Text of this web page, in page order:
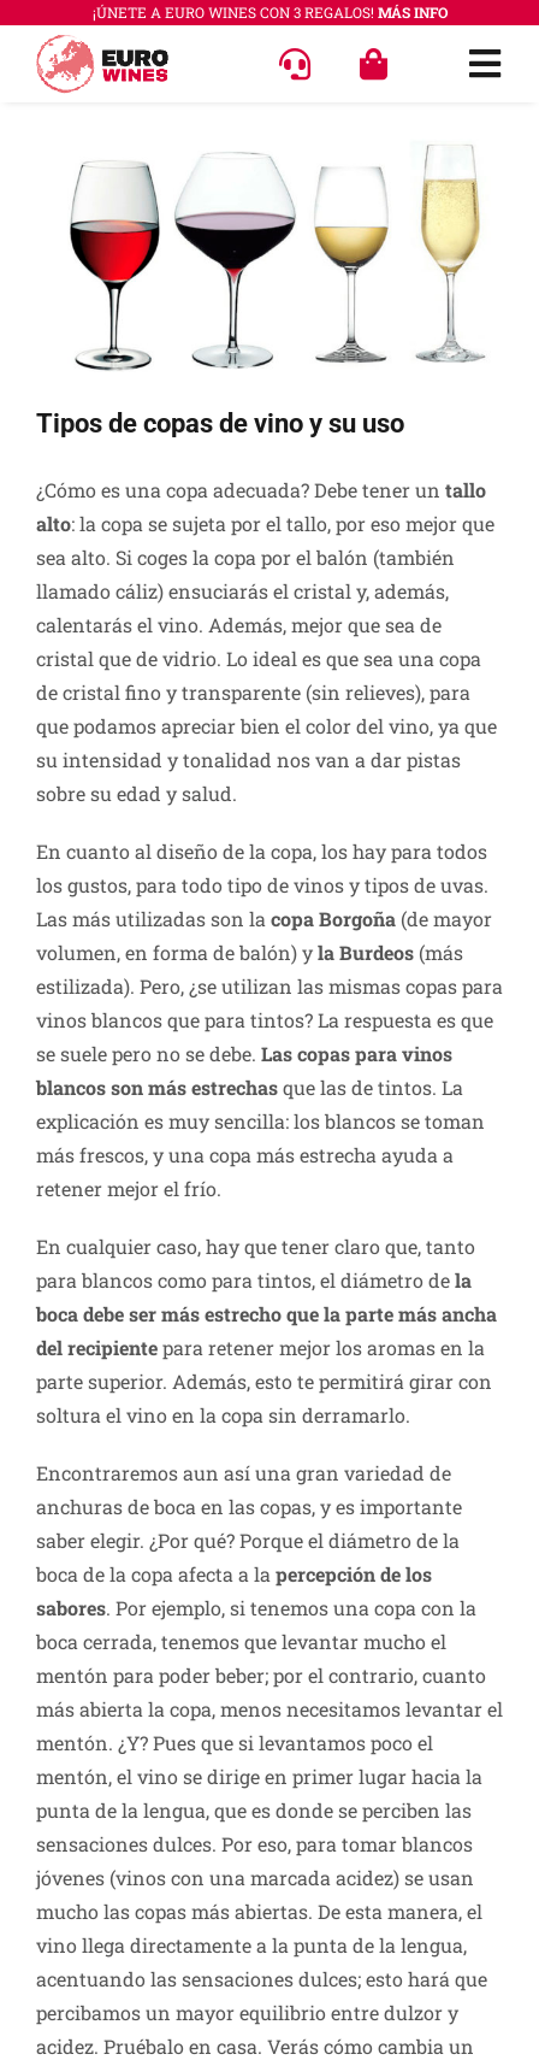
contenido
¡ÚNETE A EURO WINES CON 3 REGALOS! MÁS INFO
VINOS
imagen
más
grande
Tipos de copas de vino y su uso
¿Cómo es una copa adecuada? Debe tener un tallo
alto: la copa se sujeta por el tallo, por eso mejor que
sea alto. Si coges la copa por el balón (también
llamado cáliz) ensuciarás el cristal y, además,
calentarás el vino. Además, mejor que sea de
cristal que de vidrio. Lo ideal es que sea una copa
de cristal fino y transparente (sin relieves), para
que podamos apreciar bien el color del vino, ya que
su intensidad y tonalidad nos van a dar pistas
sobre su edad y salud.
En cuanto al diseño de la copa, los hay para todos
los gustos, para todo tipo de vinos y tipos de uvas.
Las más utilizadas son la copa Borgoña (de mayor
volumen, en forma de balón) yla Burdeos (más
estilizada). Pero, ¿se utilizan las mismas copas para
vinos blancos que para tintos? La respuesta es que
se suele pero no se debe. Las copas para vinos
blancos son más estrechasque las de tintos. La
explicación es muy sencilla: los blancos se toman
más frescos, y una copa más estrecha ayuda a
retener mejor el frío.
En cualquier caso, hay que tener claro que, tanto
para blancos como para tintos, el diámetro dela
boca debe ser más estrecho que la parte más ancha
del recipientepara retener mejor los aromas en la
parte superior. Además, esto te permitirá girar con
soltura el vino en la copa sin derramarlo.
Encontraremos aun así una gran variedad de
anchuras de boca en las copas, y es importante
saber elegir. ¿Por qué? Porque el diámetro de la
boca de la copa afecta a la percepción de los
sabores. Por ejemplo, si tenemos una copa con la
boca cerrada, tenemos que levantar mucho el
mentón para poder beber; por el contrario, cuanto
más abierta la copa, menos necesitamos levantar el
mentón. ¿Y? Pues que si levantamos poco el
mentón, el vino se dirige en primer lugar hacia la
punta de la lengua, que es donde se perciben las
sensaciones dulces. Por eso, para tomar blancos
jóvenes (vinos con una marcada acidez) se usan
mucho las copas más abiertas. De esta manera, el
vino llega directamente a la punta de la lengua,
acentuando las sensaciones dulces; esto hará que
percibamos un mayor equilibrio entre dulzor y
acidez. Pruébalo en casa. Verás cómo cambia un